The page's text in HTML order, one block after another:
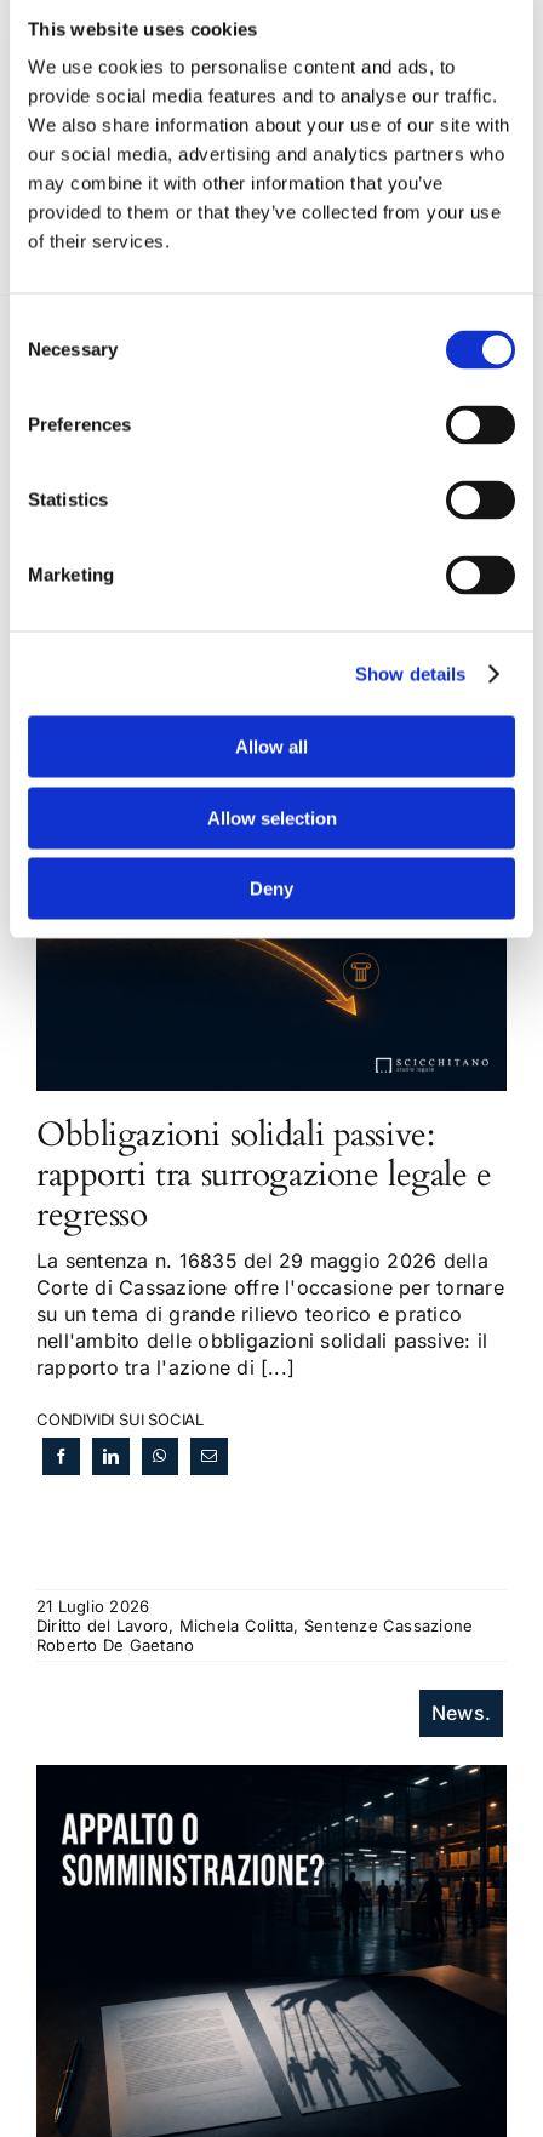
This website uses cookies
We use cookies to personalise content and ads, to
provide social media features and to analyse our traffic.
We also share information about your use of our site with
our social media, advertising and analytics partners who
may combine it with other information that you’ve
provided to them or that they’ve collected from your use
of their services.
Selection
Necessary
Preferences
Statistics
Marketing
Show details
Allow all
Allow selection
Deny
CONDIVIDI SUI SOCIAL
Recent posts
Roberto De Gaetano
News.
Obbligazioni solidali passive:
rapporti tra surrogazione legale e
regresso
La sentenza n. 16835 del 29 maggio 2026 della
Corte di Cassazione offre l'occasione per tornare
su un tema di grande rilievo teorico e pratico
nell'ambito delle obbligazioni solidali passive: il
rapporto tra l'azione di [...]
CONDIVIDI SUI SOCIAL
21 Luglio 2026
Diritto del Lavoro, Michela Colitta, Sentenze Cassazione
Roberto De Gaetano
News.